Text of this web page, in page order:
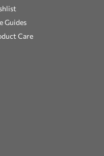
Guides
Care